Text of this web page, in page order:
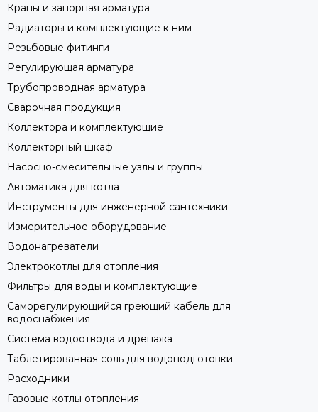
Краны и запорная арматура
Радиаторы и комплектующие к ним
Резьбовые фитинги
Регулирующая арматура
Трубопроводная арматура
Сварочная продукция
Коллектора и комплектующие
Коллекторный шкаф
Насосно-смесительные узлы и группы
Автоматика для котла
Инструменты для инженерной сантехники
Измерительное оборудование
Водонагреватели
Электрокотлы для отопления
Фильтры для воды и комплектующие
Саморегулирующийся греющий кабель для
водоснабжения
Система водоотвода и дренажа
Таблетированная соль для водоподготовки
Расходники
Газовые котлы отопления